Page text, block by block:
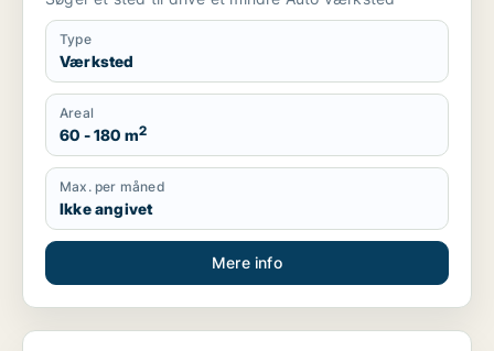
Type
Værksted
Areal
60 - 180 m2
Max. per måned
Ikke angivet
Mere info